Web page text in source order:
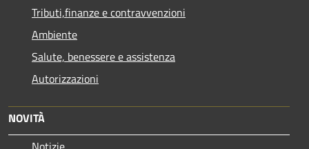
Tributi,finanze e contravvenzioni
Ambiente
Salute, benessere e assistenza
Autorizzazioni
NOVITÀ